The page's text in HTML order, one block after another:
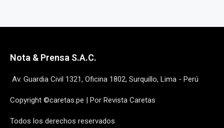
Nota & Prensa S.A.C.
Av. Guardia Civil 1321, Oficina 1802, Surquillo, Lima - Perú
Copyright ©caretas.pe | Por Revista Caretas
Todos los derechos reservados